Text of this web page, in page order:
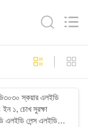
স্কয়ার এলইডি
ইন ১, চোখ সুরক্ষা
এলইডি লেন্স এলইডি